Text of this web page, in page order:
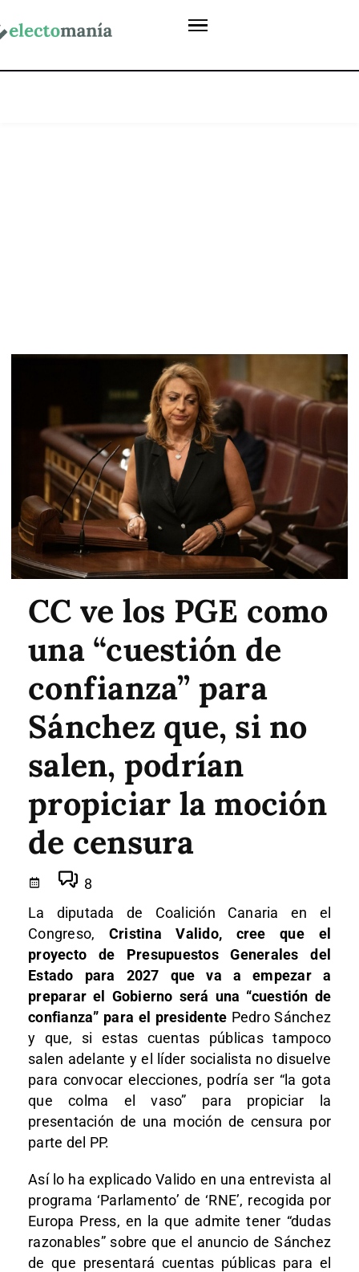
CC ve los PGE como
una “cuestión de
confianza” para
Sánchez que, si no
salen, podrían
propiciar la moción
de censura
8
La diputada de Coalición Canaria en el
Congreso, Cristina Valido, cree que el
proyecto de Presupuestos Generales del
Estado para 2027 que va a empezar a
preparar el Gobierno será una “cuestión de
confianza” para el presidente Pedro Sánchez
y que, si estas cuentas públicas tampoco
salen adelante y el líder socialista no disuelve
para convocar elecciones, podría ser “la gota
que colma el vaso” para propiciar la
presentación de una moción de censura por
parte del PP.
Así lo ha explicado Valido en una entrevista al
programa ‘Parlamento’ de ‘RNE’, recogida por
Europa Press, en la que admite tener “dudas
razonables” sobre que el anuncio de Sánchez
de que presentará cuentas públicas para el